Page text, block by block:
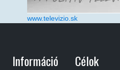
www.televizio.sk
Információ Célok